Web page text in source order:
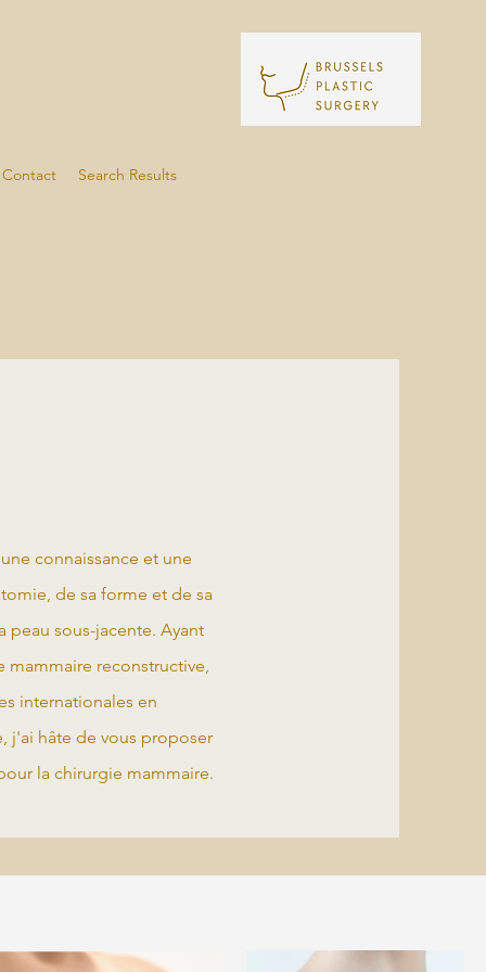
Contact Search Results
connaissance et une
de sa forme et de sa
sous-jacente. Ayant
reconstructive,
internationales en
j'ai hâte de vous proposer
la chirurgie mammaire.